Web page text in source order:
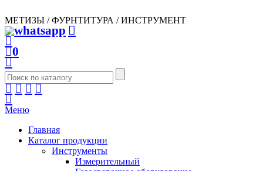
МЕТИЗЫ / ФУРНТИТУРА / ИНСТРУМЕНТ
0
Меню
Главная
Каталог продукции
Инструменты
Измерительный